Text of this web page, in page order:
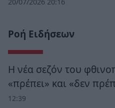
Ροή Ειδήσεων
Η νέα σεζόν του
«πρέπει» και «δεν
12:39